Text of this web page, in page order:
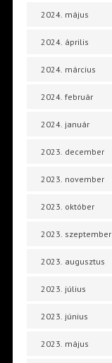
2024. május
2024. április
2024. március
2024. február
2024. január
2023. december
2023. november
2023. október
2023. szeptember
2023. augusztus
2023. július
2023. június
2023. május